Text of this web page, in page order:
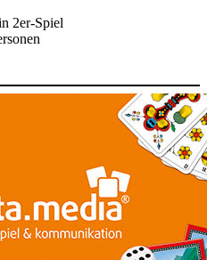
2er-Spiel